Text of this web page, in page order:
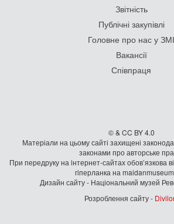
Звітність
Публічні закупівлі
Головне про нас у ЗМІ
Вакансії
Співпраця
© & CC BY 4.0
Матеріали на цьому сайті захищені
законами про авторське
При передруку на iнтернет-сайтах обов’язкова
гiперланка на
Дизайн сайту - Національний музей
Розроблення сайту -